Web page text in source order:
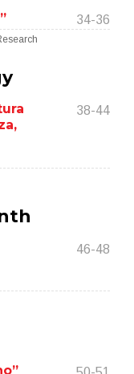
34-36
38-44
46-48